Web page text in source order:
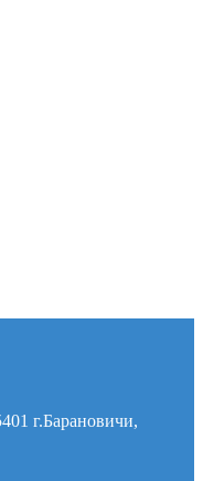
г.Барановичи,